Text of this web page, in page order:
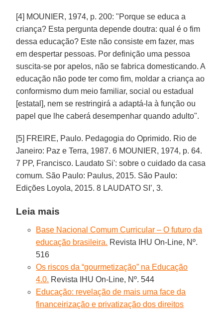
[4] MOUNIER, 1974, p. 200: "Porque se educa a
criança? Esta pergunta depende doutra: qual é o fim
dessa educação? Este não consiste em fazer, mas
em despertar pessoas. Por definição uma pessoa
suscita-se por apelos, não se fabrica domesticando. A
educação não pode ter como fim, moldar a criança ao
conformismo dum meio familiar, social ou estadual
[estatal], nem se restringirá a adaptá-la à função ou
papel que lhe caberá desempenhar quando adulto".
[5] FREIRE, Paulo. Pedagogia do Oprimido. Rio de
Janeiro: Paz e Terra, 1987. 6 MOUNIER, 1974, p. 64.
7 PP, Francisco. Laudato Si': sobre o cuidado da casa
comum. São Paulo: Paulus, 2015. São Paulo:
Edições Loyola, 2015. 8 LAUDATO SI’, 3.
Leia mais
Base Nacional Comum Curricular – O futuro da
educação brasileira. Revista IHU On-Line, Nº.
516
Os riscos da “gourmetização” na Educação
4.0. Revista IHU On-Line, Nº. 544
Educação: revelação de mais uma face da
financeirização e privatização dos direitos